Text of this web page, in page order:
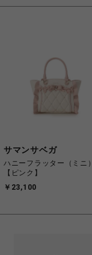
サマンサベガ
ハニーフラッター（ミニ）
【ピンク】
￥23,100